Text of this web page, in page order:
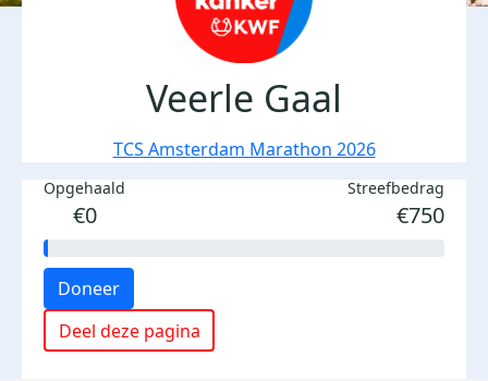
Veerle Gaal
TCS Amsterdam Marathon 2026
Opgehaald
€0
Streefbedrag
€750
Doneer
Deel deze pagina